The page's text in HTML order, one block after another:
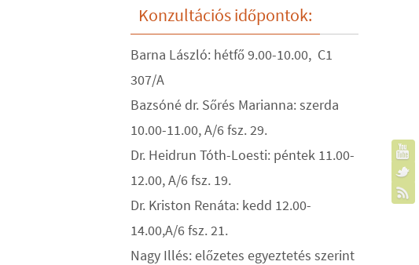
Konzultációs időpontok:
Barna László: hétfő 9.00-10.00, C1
307/A
Bazsóné dr. Sőrés Marianna: szerda
10.00-11.00, A/6 fsz. 29.
Dr. Heidrun Tóth-Loesti: péntek 11.00-
12.00, A/6 fsz. 19.
Dr. Kriston Renáta: kedd 12.00-
14.00,A/6 fsz. 21.
Nagy Illés: előzetes egyeztetés szerint